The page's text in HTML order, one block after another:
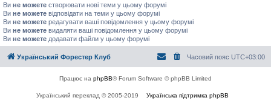
Ви не можете створювати нові теми у цьому форумі
Ви не можете відповідати на теми у цьому форумі
Ви не можете редагувати ваші повідомлення у цьому форумі
Ви не можете видаляти ваші повідомлення у цьому форумі
Ви не можете додавати файли у цьому форумі
Український Форестер Клуб Часовий пояс UTC+03:00
Працює на phpBB® Forum Software © phpBB Limited
Український переклад © 2005-2019 Українська підтримка phpBB